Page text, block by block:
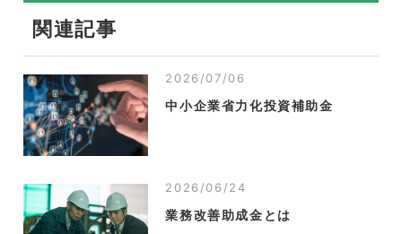
関連記事
2026/07/06
中小企業省力化投資補助金
2026/06/24
業務改善助成金とは